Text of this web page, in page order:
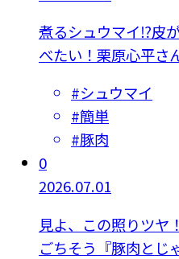
煮るシュウマイ⁉皮
べたい！栗原心平さ
#シュウマイ
#簡単
#豚肉
0
2026.07.01
見よ、この照りツヤ
ごちそう『豚肉とじ